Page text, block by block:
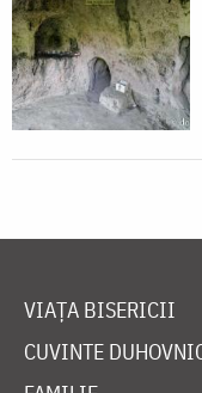
VIAȚA BISERICII
CUVINTE